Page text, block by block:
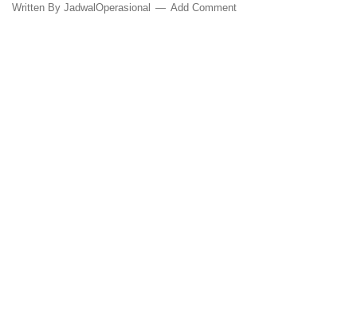
Written By JadwalOperasional Add Comment